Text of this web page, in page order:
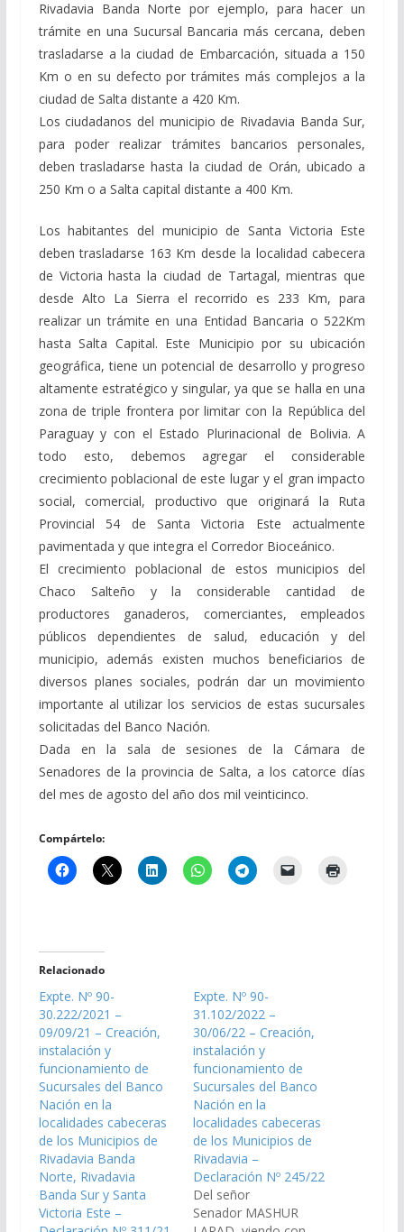
Rivadavia Banda Norte por ejemplo, para hacer un
trámite en una Sucursal Bancaria más cercana, deben
trasladarse a la ciudad de Embarcación, situada a 150
Km o en su defecto por trámites más complejos a la
ciudad de Salta distante a 420 Km.
Los ciudadanos del municipio de Rivadavia Banda Sur,
para poder realizar trámites bancarios personales,
deben trasladarse hasta la ciudad de Orán, ubicado a
250 Km o a Salta capital distante a 400 Km.
Los habitantes del municipio de Santa Victoria Este
deben trasladarse 163 Km desde la localidad cabecera
de Victoria hasta la ciudad de Tartagal, mientras que
desde Alto La Sierra el recorrido es 233 Km, para
realizar un trámite en una Entidad Bancaria o 522Km
hasta Salta Capital. Este Municipio por su ubicación
geográfica, tiene un potencial de desarrollo y progreso
altamente estratégico y singular, ya que se halla en una
zona de triple frontera por limitar con la República del
Paraguay y con el Estado Plurinacional de Bolivia. A
todo esto, debemos agregar el considerable
crecimiento poblacional de este lugar y el gran impacto
social, comercial, productivo que originará la Ruta
Provincial 54 de Santa Victoria Este actualmente
pavimentada y que integra el Corredor Bioceánico.
El crecimiento poblacional de estos municipios del
Chaco Salteño y la considerable cantidad de
productores ganaderos, comerciantes, empleados
públicos dependientes de salud, educación y del
municipio, además existen muchos beneficiarios de
diversos planes sociales, podrán dar un movimiento
importante al utilizar los servicios de estas sucursales
solicitadas del Banco Nación.
Dada en la sala de sesiones de la Cámara de
Senadores de la provincia de Salta, a los catorce días
del mes de agosto del año dos mil veinticinco.
Compártelo:
Relacionado
Expte. Nº 90-
30.222/2021 –
09/09/21 – Creación,
instalación y
funcionamiento de
Sucursales del Banco
Nación en la
localidades cabeceras
de los Municipios de
Rivadavia Banda
Norte, Rivadavia
Banda Sur y Santa
Victoria Este –
Expte. Nº 90-
31.102/2022 –
30/06/22 – Creación,
instalación y
funcionamiento de
Sucursales del Banco
Nación en la
localidades cabeceras
de los Municipios de
Rivadavia –
Declaración Nº 245/22
Del señor
Senador MASHUR